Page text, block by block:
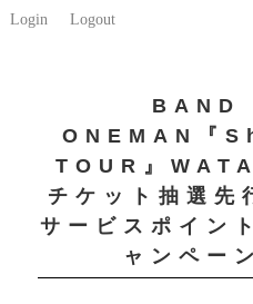
Login Logout
BAND
ONEMAN『
TOUR』
チケット抽選先
サービスポイン
ャンペー